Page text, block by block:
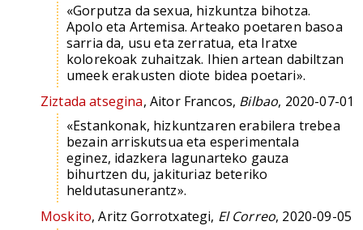
«Gorputza da sexua, hizkuntza bihotza.
Apolo eta Artemisa. Arteako poetaren basoa
sarria da, usu eta zerratua, eta Iratxe
kolorekoak zuhaitzak. Ihien artean dabiltzan
umeek erakusten diote bidea poetari».
Ziztada atsegina, Aitor Francos, Bilbao, 2020-07-01
«Estankonak, hizkuntzaren erabilera trebea
bezain arriskutsua eta esperimentala
eginez, idazkera lagunarteko gauza
bihurtzen du, jakituriaz beteriko
heldutasunerantz».
Moskito, Aritz Gorrotxategi, El Correo, 2020-09-05